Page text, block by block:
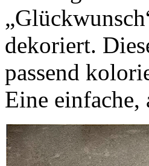
dekoriert.
passend
Eine